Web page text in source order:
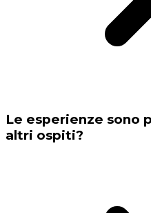
Le esperienze sono
altri ospiti?